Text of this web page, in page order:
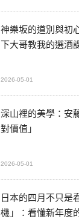
神樂坂的道別與初
下大哥教我的選酒
2026-05-01
深山裡的美學：安
對價值」
2026-05-01
日本的四月不只是
機」：看懂新年度